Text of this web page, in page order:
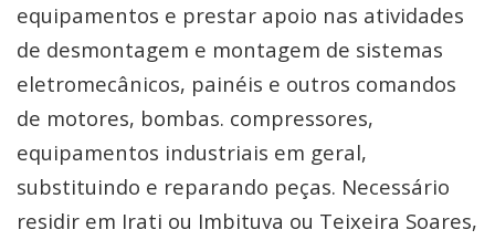
equipamentos e prestar apoio nas atividades
de desmontagem e montagem de sistemas
eletromecânicos, painéis e outros comandos
de motores, bombas. compressores,
equipamentos industriais em geral,
substituindo e reparando peças. Necessário
residir em Irati ou Imbituva ou Teixeira Soares,